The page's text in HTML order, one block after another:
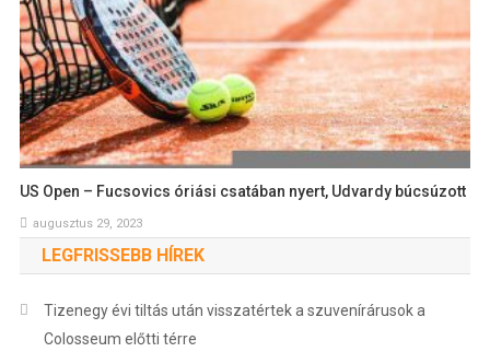
US Open – Fucsovics óriási csatában nyert, Udvardy búcsúzott
augusztus 29, 2023
LEGFRISSEBB HÍREK
Tizenegy évi tiltás után visszatértek a szuvenírárusok a
Colosseum előtti térre